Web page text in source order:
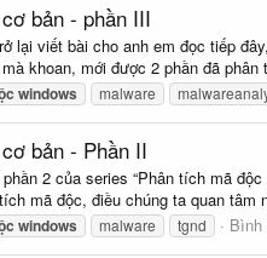
bản - phần III
lại viết bài cho anh em đọc tiếp
khoan, mới được 2 phần đã
windows malware
bản - Phần II
2 của series “Phân tích mã
mã độc, điều chúng ta quan
windows malware tgnd Bình